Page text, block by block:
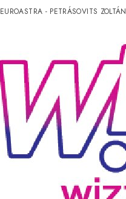
EUROASTRA - PETRÁSOVITS ZOLTÁN